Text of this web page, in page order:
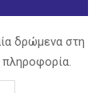
δρώμενα στη
πληροφορία.